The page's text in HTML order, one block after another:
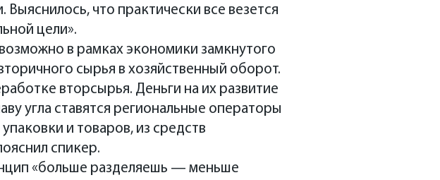
что практически все везется
цели».
в рамках экономики замкнутого
сырья в хозяйственный оборот.
вторсырья. Деньги на их развитие
угла ставятся региональные операторы
и товаров, из средств
спикер.
«больше разделяешь — меньше